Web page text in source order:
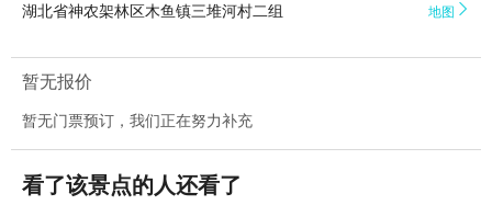
湖北省神农架林区木鱼镇三堆河村二组 地图 
暂无报价
暂无门票预订，我们正在努力补充
看了该景点的人还看了